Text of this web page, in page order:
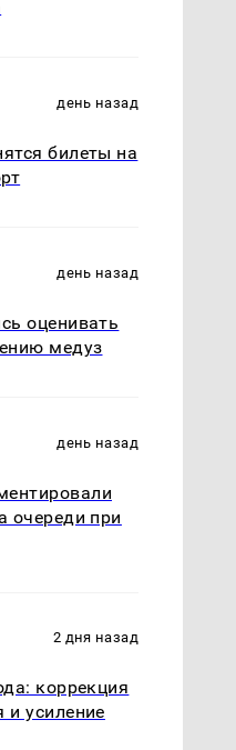
день назад
билеты на
день назад
оценивать
медуз
день назад
очереди при
2 дня назад
коррекция
и усиление